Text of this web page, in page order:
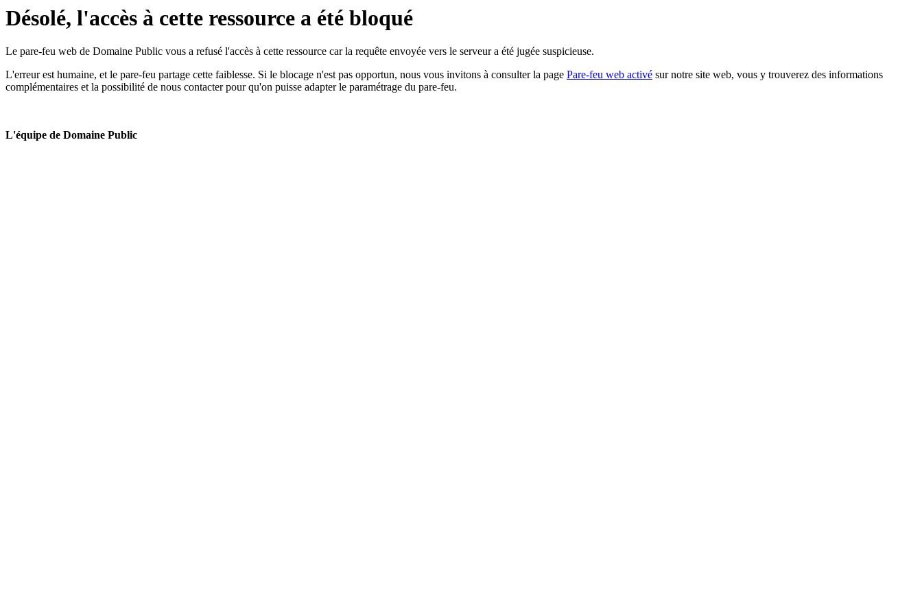
Désolé, l'accès à cette ressource a été bloqué
Le pare-feu web de Domaine Public vous a refusé l'accès à cette ressource car la requête envoyée vers le serveur a été jugée suspicieuse.
L'erreur est humaine, et le pare-feu partage cette faiblesse. Si le blocage n'est pas opportun, nous vous invitons à consulter la page Pare-feu web activé sur notre site web, vous y trouverez des informations
complémentaires et la possibilité de nous contacter pour qu'on puisse adapter le paramétrage du pare-feu.
L'équipe de Domaine Public